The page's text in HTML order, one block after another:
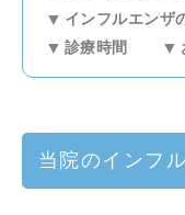
インフルエンザ
診療時間
当院のインフ